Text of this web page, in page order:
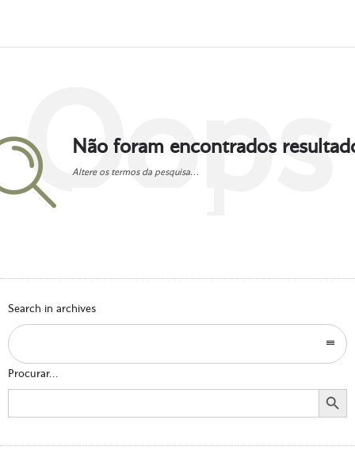
Oops
Não foram encontrados
Altere os termos da pesquisa...
Search in archives
Procurar...
Search
Search Button